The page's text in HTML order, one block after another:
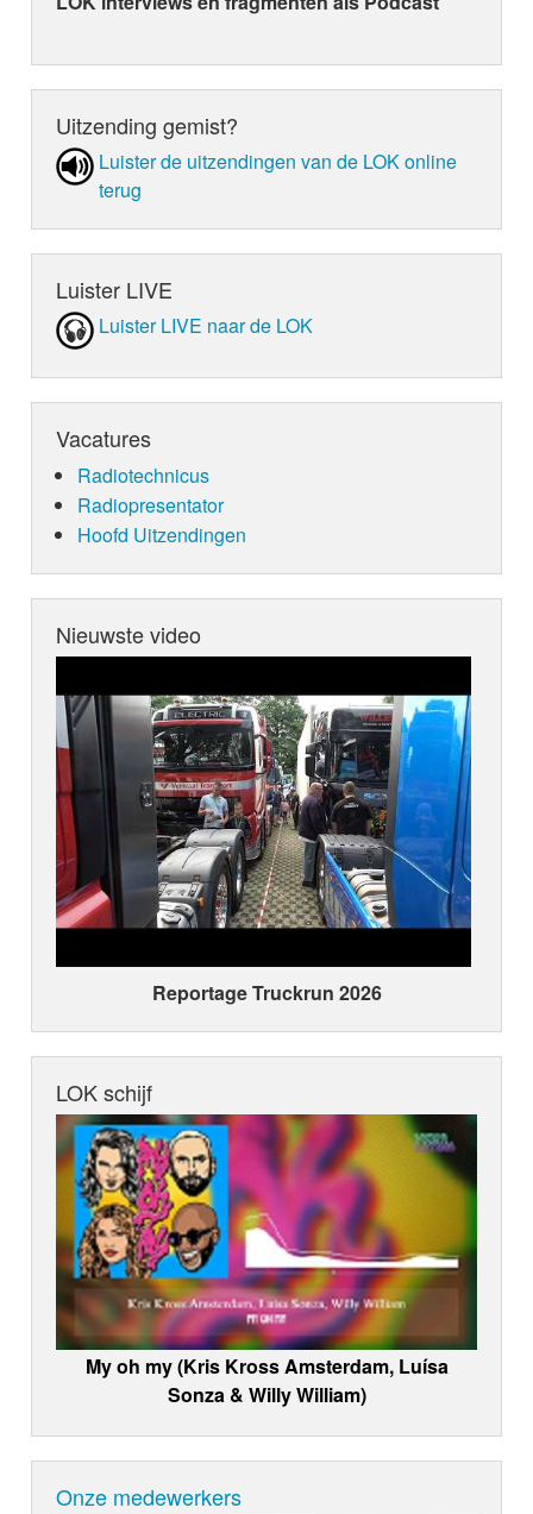
Uitzending gemist?
Luister de uit­zen­din­gen van de LOK online
terug
Luister LIVE
Luister LIVE naar de LOK
Vacatures
Radiotechnicus
Radiopresentator
Hoofd Uitzendingen
Nieuwste video
Reportage Truckrun 2026
LOK schijf
My oh my (Kris Kross Amsterdam, Luísa
Sonza & Willy William)
Onze medewerkers